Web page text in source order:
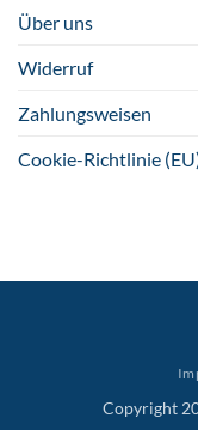
Über uns
Widerruf
Zahlungsweisen
Cookie-Richtlinie
Copyright